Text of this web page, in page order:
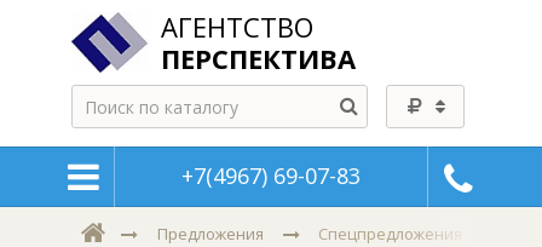
АГЕНТСТВО
ПЕРСПЕКТИВА
+7(4967) 69-07-83
Предложения Спецпредложения